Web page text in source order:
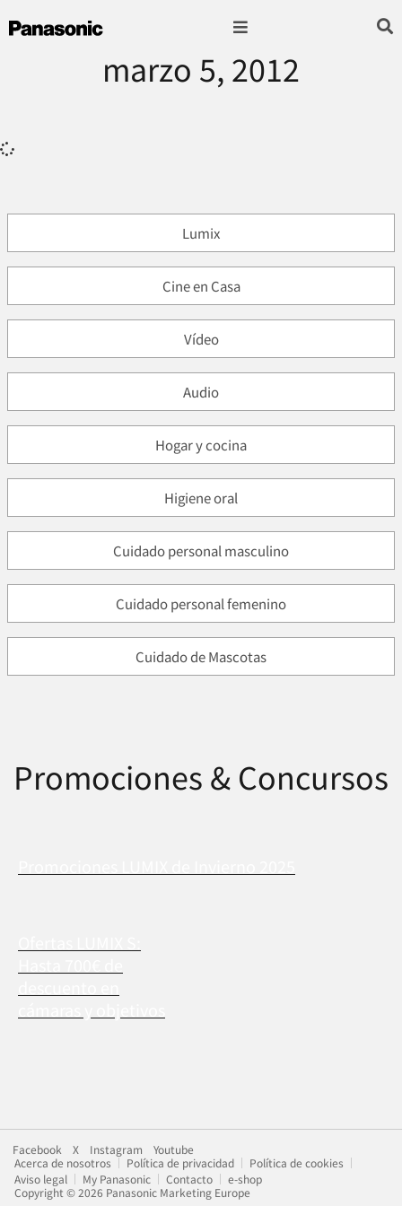
marzo 5, 2012
Lumix
Cine en Casa
Vídeo
Audio
Hogar y cocina
Higiene oral
Cuidado personal masculino
Cuidado personal femenino
Cuidado de Mascotas
Promociones & Concursos
Facebook X Instagram
Youtube
Acerca de nosotros
Política de privacidad
Política de cookies
Aviso legal
My Panasonic Contacto
e-shop
Copyright © 2026 Panasonic Marketing Europe